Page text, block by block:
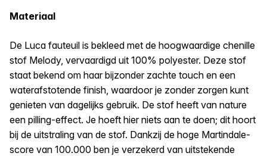
Materiaal
De Luca fauteuil is bekleed met de hoogwaardige chenille
stof Melody, vervaardigd uit 100% polyester. Deze stof
staat bekend om haar bijzonder zachte touch en een
waterafstotende finish, waardoor je zonder zorgen kunt
genieten van dagelijks gebruik. De stof heeft van nature
een pilling-effect. Je hoeft hier niets aan te doen; dit hoort
bij de uitstraling van de stof. Dankzij de hoge Martindale-
score van 100.000 ben je verzekerd van uitstekende